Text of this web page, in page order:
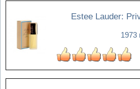
Estee Lauder:
1973